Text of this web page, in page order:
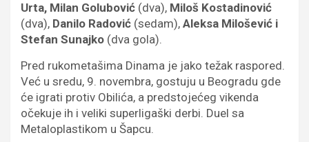
Urta, Milan Golubović (dva), Miloš Kostadinović
(dva), Danilo Radović (sedam), Aleksa Milošević i
Stefan Sunajko (dva gola).
Pred rukometašima Dinama je jako težak raspored.
Već u sredu, 9. novembra, gostuju u Beogradu gde
će igrati protiv Obilića, a predstojećeg vikenda
očekuje ih i veliki superligaški derbi. Duel sa
Metaloplastikom u Šapcu.